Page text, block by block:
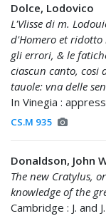
Dolce, Lodovico
L'Vlisse di m.
d'Homero et
gli errori, & le
ciascun canto, cosi
tauole: vna delle
In Vinegia :
CS.M 935
Donaldson, John
The new Cratylus,
knowledge of the
Cambridge : J. and